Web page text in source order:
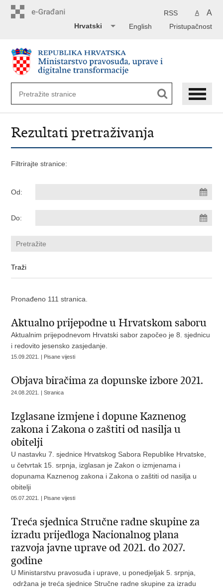
A A
RSS
Pristupačnost
English
Hrvatski
Rezultati pretraživanja
Filtrirajte stranice:
Od:
Do:
Pronađeno 111 stranica.
Aktualno prijepodne u Hrvatskom saboru
Aktualnim prijepodnevom Hrvatski sabor započeo je 8. sjednicu
i redovito jesensko zasjedanje.
15.09.2021. | Pisane vijesti
Objava biračima za dopunske izbore 2021.
24.08.2021. | Stranica
Izglasane izmjene i dopune Kaznenog
zakona i Zakona o zaštiti od nasilja u
obitelji
U nastavku 7. sjednice Hrvatskog Sabora Republike Hrvatske,
u četvrtak 15. srpnja, izglasan je Zakon o izmjenama i
dopunama Kaznenog zakona i Zakona o zaštiti od nasilja u
obitelji
05.07.2021. | Pisane vijesti
Treća sjednica Stručne radne skupine za
izradu prijedloga Nacionalnog plana
razvoja javne uprave od 2021. do 2027.
godine
U Ministarstvu pravosuđa i uprave, u ponedjeljak 5. srpnja,
održana je treća sjednice Stručne radne skupine za izradu